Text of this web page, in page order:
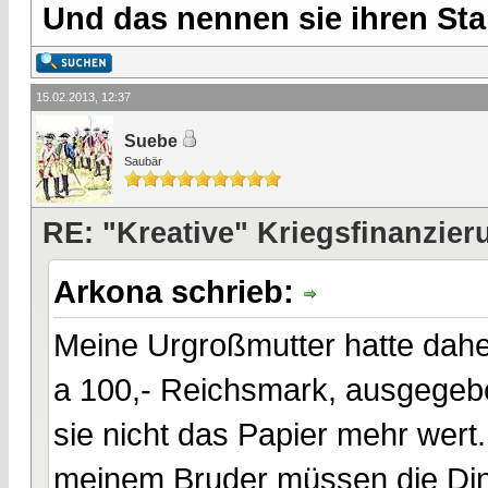
Und das nennen sie ihren
15.02.2013, 12:37
Suebe
Saubär
RE: "Kreative"
Arkona schrieb:
Meine Urgroßmutter hatte
a 100,- Reichsmark,
sie nicht das Papier mehr
meinem Bruder müssen die